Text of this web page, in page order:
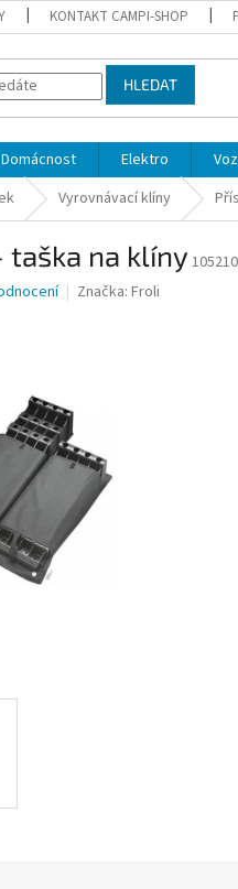
KONTAKT CAMPI-SHOP
HLEDAT
Domácnost Elektro
Vyrovnávací klíny
taška na klíny 105210
Značka: Froli